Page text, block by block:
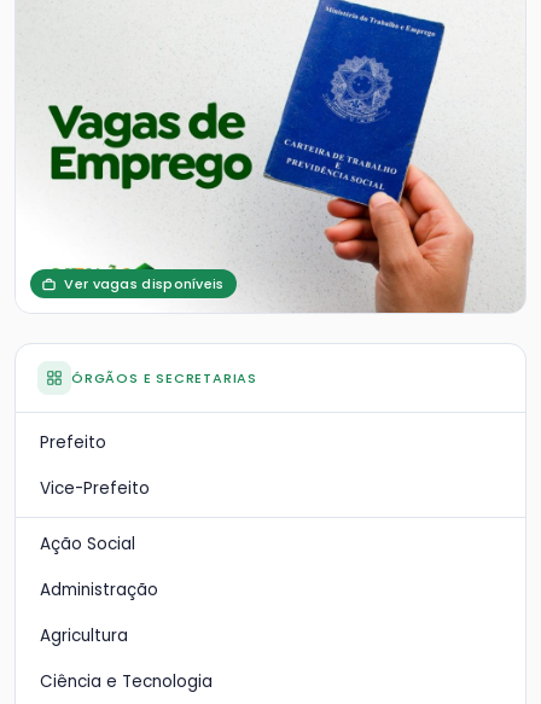
Ver vagas disponíveis
ÓRGÃOS E SECRETARIAS
Prefeito
Vice-Prefeito
Ação Social
Administração
Agricultura
Ciência e Tecnologia